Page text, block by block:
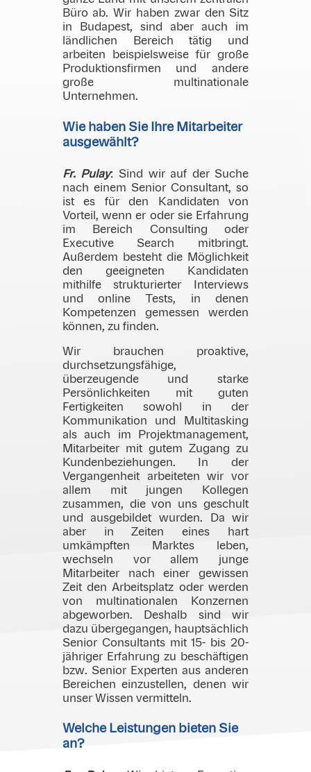
Büro ab. Wir haben zwar den Sitz
in Budapest, sind aber auch im
ländlichen Bereich tätig und
arbeiten beispielsweise für große
Produktionsfirmen und andere
große multinationale
Unternehmen.
Wie haben Sie Ihre Mitarbeiter
ausgewählt?
Fr. Pulay: Sind wir auf der Suche
nach einem Senior Consultant, so
ist es für den Kandidaten von
Vorteil, wenn er oder sie Erfahrung
im Bereich Consulting oder
Executive Search mitbringt.
Außerdem besteht die Möglichkeit
den geeigneten Kandidaten
mithilfe strukturierter Interviews
und online Tests, in denen
Kompetenzen gemessen werden
können, zu finden.
Wir brauchen proaktive,
durchsetzungsfähige,
überzeugende und starke
Persönlichkeiten mit guten
Fertigkeiten sowohl in der
Kommunikation und Multitasking
als auch im Projektmanagement,
Mitarbeiter mit gutem Zugang zu
Kundenbeziehungen. In der
Vergangenheit arbeiteten wir vor
allem mit jungen Kollegen
zusammen, die von uns geschult
und ausgebildet wurden. Da wir
aber in Zeiten eines hart
umkämpften Marktes leben,
wechseln vor allem junge
Mitarbeiter nach einer gewissen
Zeit den Arbeitsplatz oder werden
von multinationalen Konzernen
abgeworben. Deshalb sind wir
dazu übergegangen, hauptsächlich
Senior Consultants mit 15- bis 20-
jähriger Erfahrung zu beschäftigen
bzw. Senior Experten aus anderen
Bereichen einzustellen, denen wir
unser Wissen vermitteln.
Welche Leistungen bieten Sie
an?